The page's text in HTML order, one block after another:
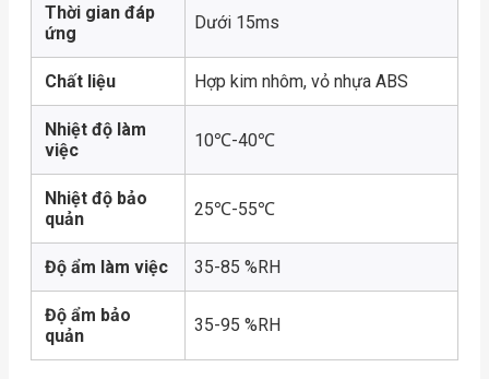
Thời gian đáp
ứng
Dưới 15ms
Chất liệu Hợp kim nhôm, vỏ nhựa ABS
Nhiệt độ làm
việc
10℃-40℃
Nhiệt độ bảo
quản
25℃-55℃
Độ ẩm làm việc 35-85 %RH
Độ ẩm bảo
quản
35-95 %RH